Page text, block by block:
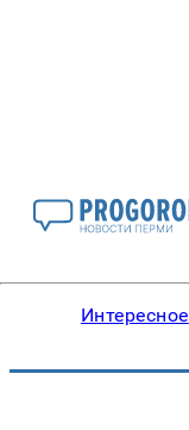
Интересное